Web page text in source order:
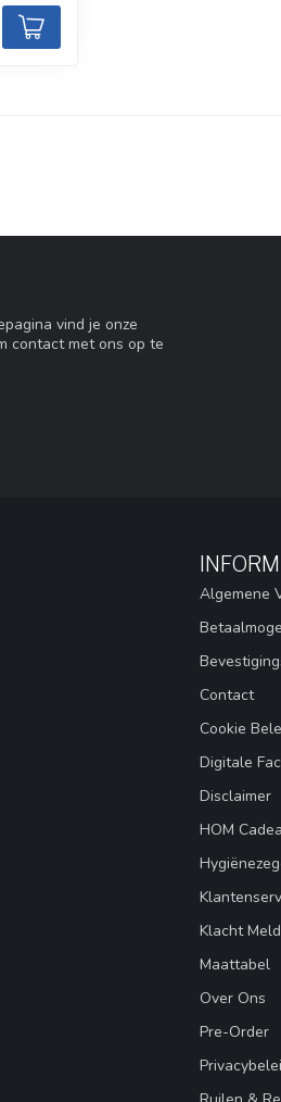
vind je onze
contact met ons op te
Algemene
Contact
Cookie
Digitale
Disclaimer
HOM
Klacht
Maattabel
Over Ons
Pre-Order